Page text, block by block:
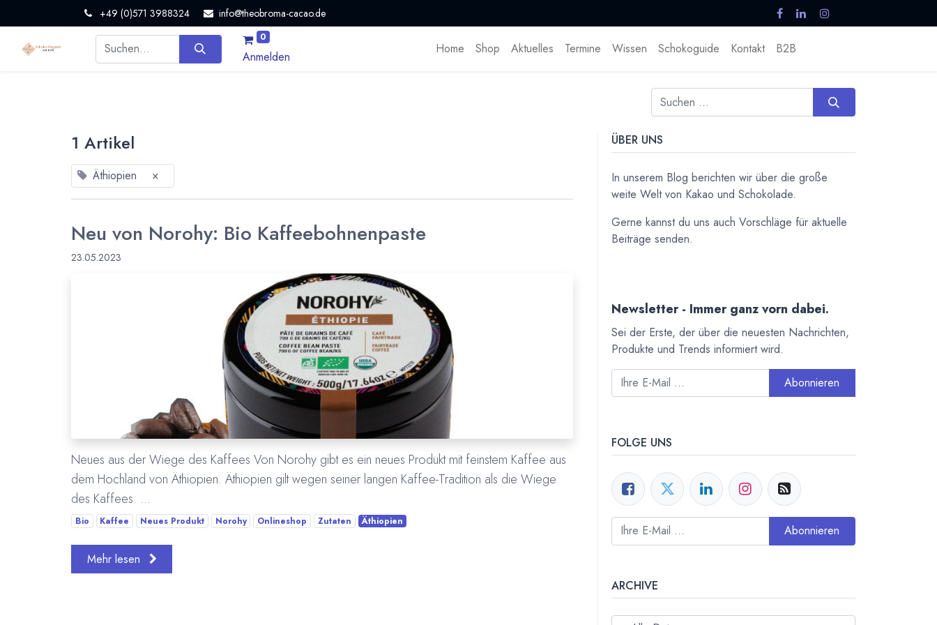
+49 (0)571 3988324 info@theobroma-cacao.de
0
Anmelden
Home Shop Aktuelles Termine Wissen Schokoguide Kontakt B2B
1 Artikel
Äthiopien ×
Neu von Norohy: Bio Kaffeebohnenpaste
23.05.2023
Neues aus der Wiege des Kaffees Von Norohy gibt es ein neues Produkt mit feinstem Kaffee aus
dem Hochland von Äthiopien. Äthiopien gilt wegen seiner langen Kaffee-Tradition als die Wiege
des Kaffees. ...
Bio Kaffee Neues Produkt Norohy Onlineshop Zutaten Äthiopien
Mehr lesen
ÜBER UNS
In unserem Blog berichten wir über die große
weite Welt von Kakao und Schokolade.
Gerne kannst du uns auch Vorschläge für aktuelle
Beiträge senden.
Newsletter - Immer ganz vorn dabei.
Sei der Erste, der über die neuesten Nachrichten,
Produkte und Trends informiert wird.
Abonnieren
FOLGE UNS
Abonnieren
ARCHIVE